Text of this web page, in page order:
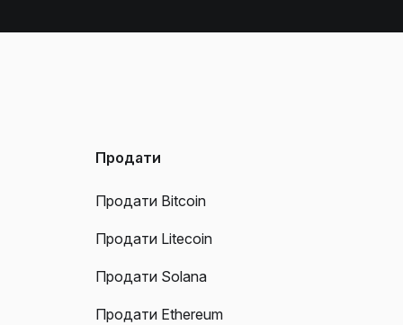
Продати
Продати Bitcoin
Продати Litecoin
Продати Solana
Продати Ethereum